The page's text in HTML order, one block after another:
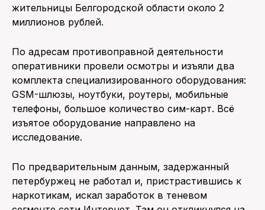
жительницы Белгородской области около 2
миллионов рублей.
По адресам противоправной деятельности
оперативники провели осмотры и изъяли два
комплекта специализированного оборудования:
GSM-шлюзы, ноутбуки, роутеры, мобильные
телефоны, большое количество сим-карт. Всё
изъятое оборудование направлено на
исследование.
По предварительным данным, задержанный
петербуржец не работал и, пристрастившись к
наркотикам, искал заработок в теневом